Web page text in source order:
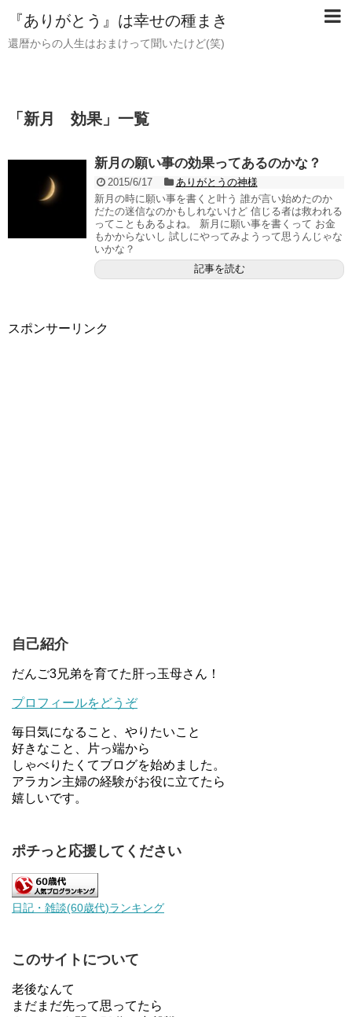
『ありがとう』は幸せの種まき
還暦からの人生はおまけって聞いたけど(笑)
「 新月 効果 」 一覧
新月の願い事の効果ってあるのかな？
2015/6/17
ありがとうの神様
新月の時に願い事を書くと叶う 誰が言い始めたのか
だたの迷信なのかもしれないけど 信じる者は救われる
ってこともあるよね。 新月に願い事を書くって お金
もかからないし 試しにやってみようって思うんじゃな
いかな？
記事を読む
スポンサーリンク
自己紹介
だんご3兄弟を育てた肝っ玉母さん！
プロフィールをどうぞ
毎日気になること、やりたいこと
好きなこと、片っ端から
しゃべりたくてブログを始めました。
アラカン主婦の経験がお役に立てたら
嬉しいです。
ポチっと応援してください
日記・雑談(60歳代)ランキング
このサイトについて
老後なんて
まだまだ先って思ってたら